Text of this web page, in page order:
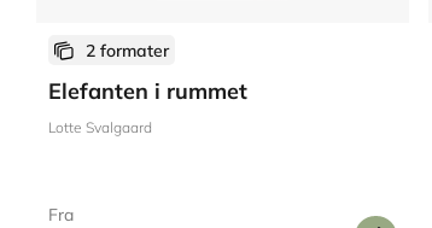
2 formater
Elefanten i rummet
Lotte Svalgaard
Fra